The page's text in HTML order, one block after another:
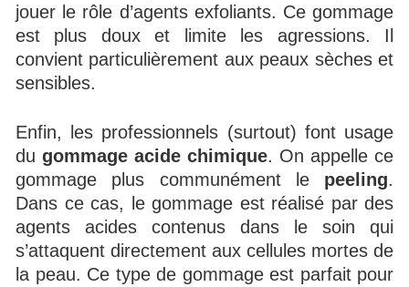
jouer le rôle d’agents exfoliants. Ce gommage
est plus doux et limite les agressions. Il
convient particulièrement aux peaux sèches et
sensibles.
Enfin, les professionnels (surtout) font usage
du gommage acide chimique. On appelle ce
gommage plus communément le peeling.
Dans ce cas, le gommage est réalisé par des
agents acides contenus dans le soin qui
s’attaquent directement aux cellules mortes de
la peau. Ce type de gommage est parfait pour